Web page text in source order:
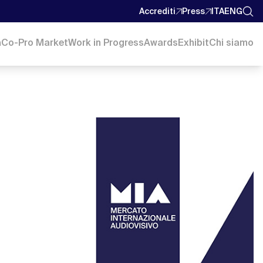
Accrediti Press ITAENG
Co-Pro MarketWork in ProgressAwardsExhibitChi siamo